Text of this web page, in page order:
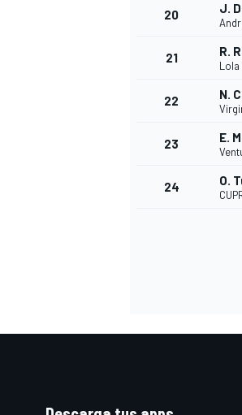
20 J.
21 R.
Lola
22 N.
23 E.
24 O.